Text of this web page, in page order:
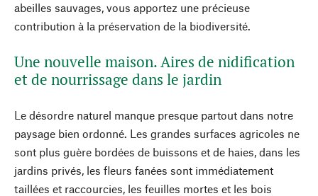
abeilles sauvages, vous apportez une précieuse
contribution à la préservation de la biodiversité.
Une nouvelle maison. Aires de nidification
et de nourrissage dans le jardin
Le désordre naturel manque presque partout dans notre
paysage bien ordonné. Les grandes surfaces agricoles ne
sont plus guère bordées de buissons et de haies, dans les
jardins privés, les fleurs fanées sont immédiatement
taillées et raccourcies, les feuilles mortes et les bois